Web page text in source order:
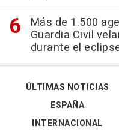
Más de 1.500
Guardia Civil
durante el
ÚLTIMAS NOTICIAS
ESPAÑA
INTERNACIONAL